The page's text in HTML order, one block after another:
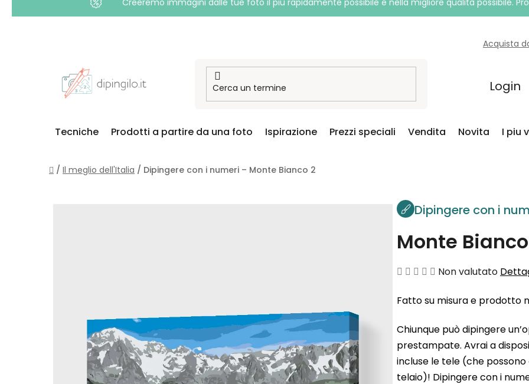
Creeremo immagini dalle tue foto il più rapidamente possibile e nella migliore qualità possibile.
Acquista
Login
Tecniche Prodotti a partire da una foto Ispirazione Prezzi speciali Vendita Novita I piu
Casa
/ Il meglio dell'Italia / Dipingere con i numeri – Monte Bianco 2
Dipingere con i
Monte
La
media
prodotto
è
0,0
Non valutato
Fatto su misura e prodotto
Chiunque può dipingere
prestampate. Avrai a
incluse le tele (che
telaio)! Dipingere con i